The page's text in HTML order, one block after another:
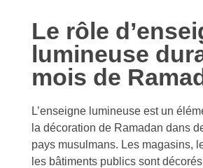
Le rôle
lumineuse
mois de
L’enseigne lumineuse est un
la décoration de Ramadan dans
pays musulmans. Les magasins,
les bâtiments publics sont